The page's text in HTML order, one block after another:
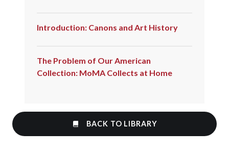
Introduction: Canons and Art History
The Problem of Our American
Collection: MoMA Collects at Home
BACK TO LIBRARY